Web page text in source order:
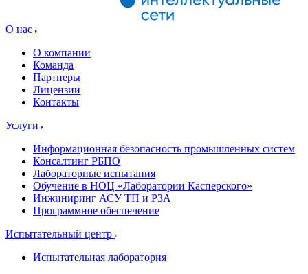
О нас
О компании
Команда
Партнеры
Лицензии
Контакты
Услуги
Информационная безопасность промышленных систем
Консалтинг РБПО
Лабораторные испытания
Обучение в НОЦ «Лаборатории Касперского»
Инжиниринг АСУ ТП и РЗА
Программное обеспечение
Испытательный центр
Испытательная лаборатория